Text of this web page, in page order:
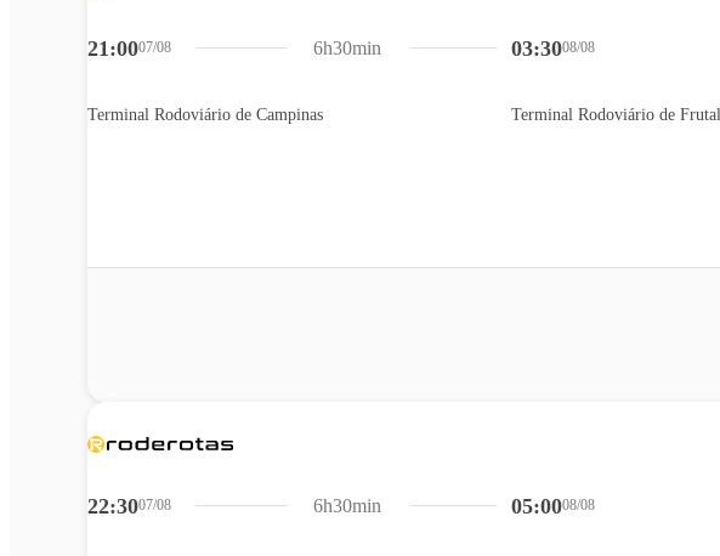
21:0007/08
Terminal Rodoviário de Campinas
03:3008/08
Terminal Rodoviário de Frutal
6h30min
22:3007/08 05:0008/08
6h30min